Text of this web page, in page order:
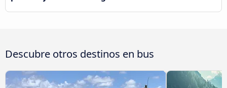
Descubre otros destinos en bus